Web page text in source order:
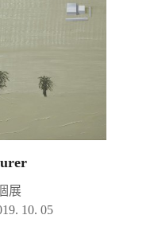
展
10. 05